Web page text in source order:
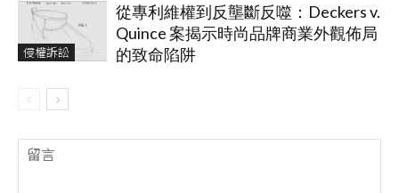
侵權訴訟
從專利維權到反壟斷反噬：Deckers v.
Quince 案揭示時尚品牌商業外觀佈局
的致命陷阱